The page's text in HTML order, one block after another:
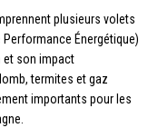
plusieurs volets
Énergétique)
et son impact
termites et gaz
importants pour les